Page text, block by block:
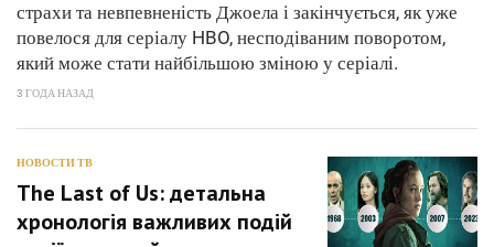
страхи та невпевненість Джоела і закінчується, як уже
повелося для серіалу HBO, несподіваним поворотом,
який може стати найбільшою зміною у серіалі.
3 ГОДА НАЗАД
НОВОСТИ ТВ
The Last of Us: детальна
хронологія важливих подій